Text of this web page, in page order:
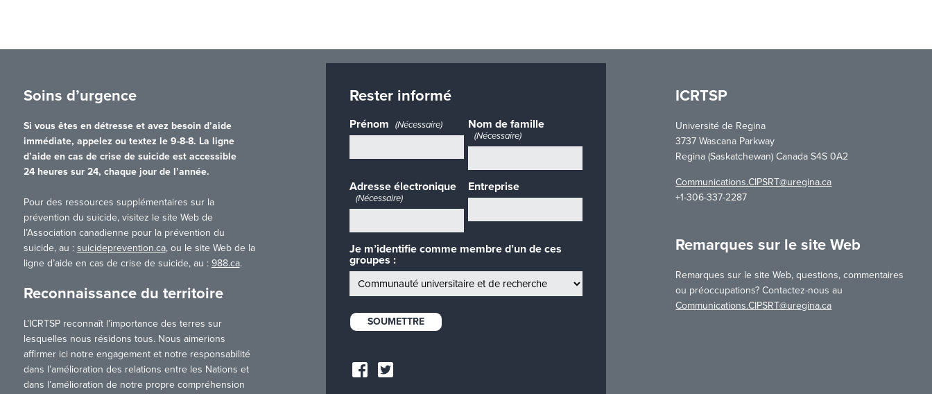
Soins d’urgence
Si vous êtes en détresse et avez besoin d’aide
immédiate, appelez ou textez le 9-8-8. La ligne
d’aide en cas de crise de suicide est accessible
24 heures sur 24, chaque jour de l’année.
Pour des ressources supplémentaires sur la
prévention du suicide, visitez le site Web de
l’Association canadienne pour la prévention du
suicide, au : suicideprevention.ca, ou le site Web de la
ligne d’aide en cas de crise de suicide, au : 988.ca.
Reconnaissance du territoire
L’ICRTSP reconnaît l’importance des terres sur
lesquelles nous résidons tous. Nous aimerions
affirmer ici notre engagement et notre responsabilité
dans l’amélioration des relations entre les Nations et
dans l’amélioration de notre propre compréhension
Rester informé
Prénom (Nécessaire) Nom de famille
(Nécessaire)
Adresse électronique
(Nécessaire)
Entreprise
Je m’identifie comme membre d’un de ces
groupes :
ICRTSP
Université de Regina
3737 Wascana Parkway
Regina (Saskatchewan) Canada S4S 0A2
Communications.CIPSRT@uregina.ca
+1-306-337-2287
Remarques sur le site Web
Remarques sur le site Web, questions, commentaires
ou préoccupations? Contactez-nous au
Communications.CIPSRT@uregina.ca